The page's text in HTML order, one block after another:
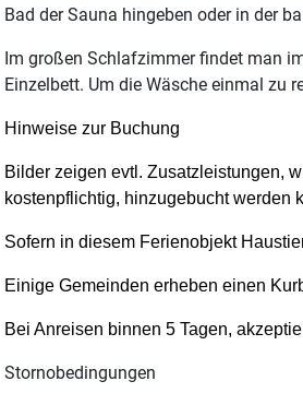
Bad der Sauna hingeben oder in der
Im großen Schlafzimmer findet man
Einzelbett. Um die Wäsche einmal zu
Hinweise zur Buchung
Bilder zeigen evtl. Zusatzleistungen,
kostenpflichtig, hinzugebucht werden
Sofern in diesem Ferienobjekt
Einige Gemeinden erheben einen
Bei Anreisen binnen 5 Tagen,
Stornobedingungen